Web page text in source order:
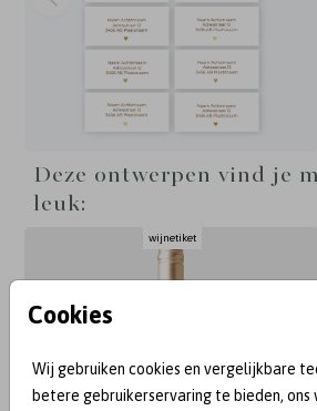
Cookies
Wij gebruiken cookies en vergelijkbare
betere gebruikerservaring te bieden, ons
Deze ontwerpen vind je
leuk:
wijnetiket